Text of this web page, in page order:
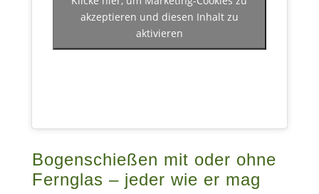
akzeptieren und diesen Inhalt zu
aktivieren
Bogenschießen mit oder ohne
Fernglas – jeder wie er mag